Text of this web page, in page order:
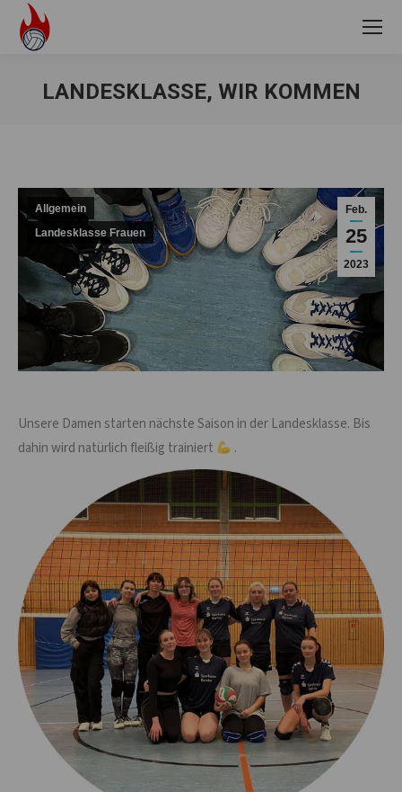
LANDESKLASSE, WIR KOMMEN
Feb.
25
2023
Allgemein
Landesklasse Frauen
Unsere Damen starten nächste Saison in der Landesklasse. Bis
dahin wird natürlich fleißig trainiert
.